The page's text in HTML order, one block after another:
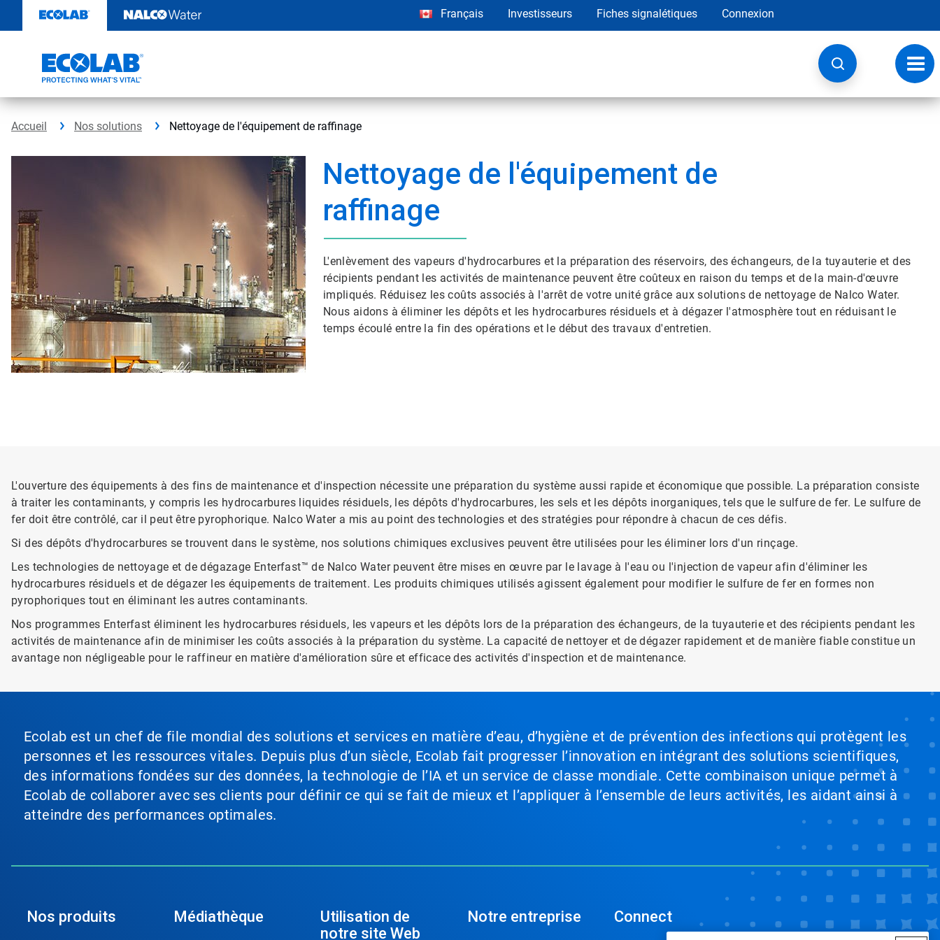
contenu​​​​​​​
Français Investisseurs Fiches signalétiques Connexion
à
Accueil Nos solutions Nettoyage de l'équipement de raffinage
Nettoyage de l'équipement de
raffinage
L'enlèvement des vapeurs d'hydrocarbures et la préparation des réservoirs, des échangeurs, de la tuyauterie et des
récipients pendant les activités de maintenance peuvent être coûteux en raison du temps et de la main-d'œuvre
impliqués. Réduisez les coûts associés à l'arrêt de votre unité grâce aux solutions de nettoyage de Nalco Water.
Nous aidons à éliminer les dépôts et les hydrocarbures résiduels et à dégazer l'atmosphère tout en réduisant le
temps écoulé entre la fin des opérations et le début des travaux d'entretien.
L'ouverture des équipements à des fins de maintenance et d'inspection nécessite une préparation du système aussi rapide et économique que possible. La préparation consiste
à traiter les contaminants, y compris les hydrocarbures liquides résiduels, les dépôts d'hydrocarbures, les sels et les dépôts inorganiques, tels que le sulfure de fer. Le sulfure de
fer doit être contrôlé, car il peut être pyrophorique. Nalco Water a mis au point des technologies et des stratégies pour répondre à chacun de ces défis.
Si des dépôts d'hydrocarbures se trouvent dans le système, nos solutions chimiques exclusives peuvent être utilisées pour les éliminer lors d'un rinçage.
Les technologies de nettoyage et de dégazage Enterfast™ de Nalco Water peuvent être mises en œuvre par le lavage à l'eau ou l'injection de vapeur afin d'éliminer les
hydrocarbures résiduels et de dégazer les équipements de traitement. Les produits chimiques utilisés agissent également pour modifier le sulfure de fer en formes non
pyrophoriques tout en éliminant les autres contaminants.
Nos programmes Enterfast éliminent les hydrocarbures résiduels, les vapeurs et les dépôts lors de la préparation des échangeurs, de la tuyauterie et des récipients pendant les
activités de maintenance afin de minimiser les coûts associés à la préparation du système. La capacité de nettoyer et de dégazer rapidement et de manière fiable constitue un
avantage non négligeable pour le raffineur en matière d'amélioration sûre et efficace des activités d'inspection et de maintenance.
Ecolab est un chef de file mondial des solutions et services en matière d’eau, d’hygiène et de prévention des infections qui protègent les
personnes et les ressources vitales. Depuis plus d’un siècle, Ecolab fait progresser l’innovation en intégrant des solutions scientifiques,
des informations fondées sur des données, la technologie de l’IA et un service de classe mondiale. Cette combinaison unique permet à
Ecolab de collaborer avec ses clients pour définir ce qui se fait de mieux et l’appliquer à l’ensemble de leurs activités, les aidant ainsi à
atteindre des performances optimales.
Nos produits Médiathèque
Utilisation de
notre site Web
Notre entreprise Connect